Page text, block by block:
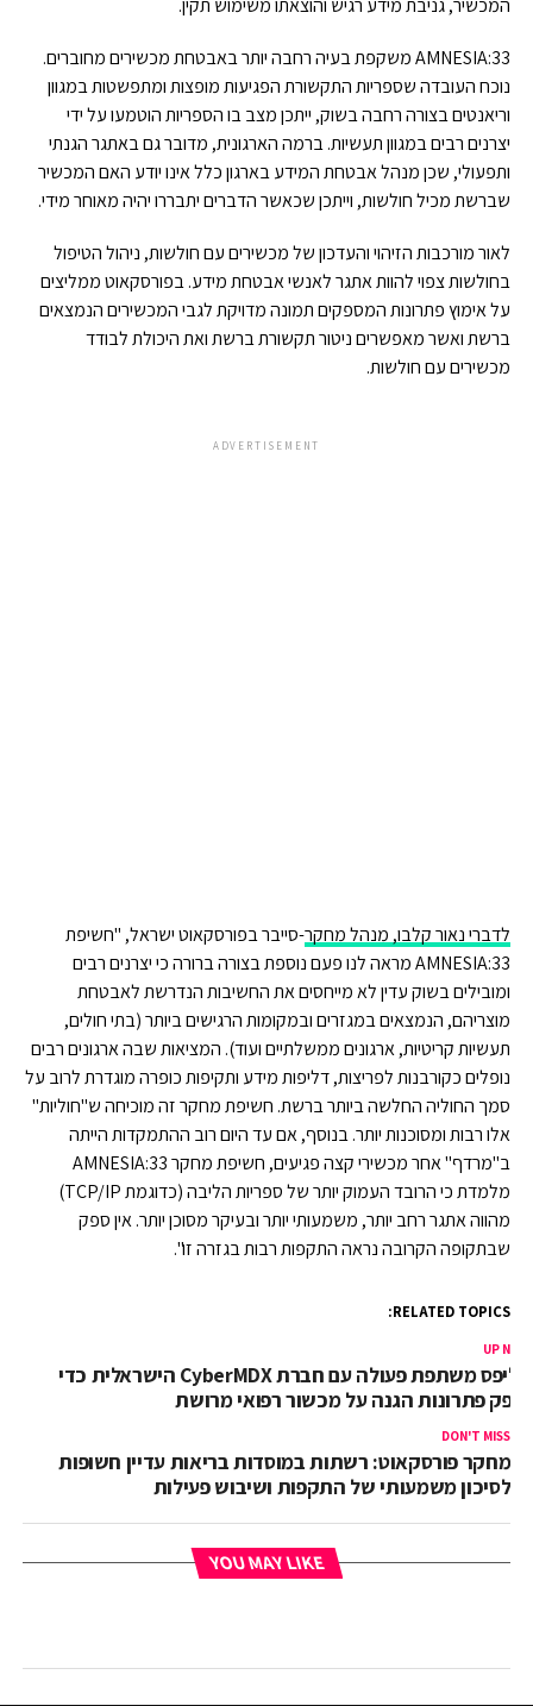
המכשיר, גניבת מידע רגיש והוצאתו משימוש תקין.
AMNESIA:33 משקפת בעיה רחבה יותר באבטחת מכשירים מחוברים.
נוכח העובדה שספריות התקשורת הפגיעות מופצות ומתפשטות במגוון
וריאנטים בצורה רחבה בשוק, ייתכן מצב בו הספריות הוטמעו על ידי
יצרנים רבים במגוון תעשיות. ברמה הארגונית, מדובר גם באתגר הגנתי
ותפעולי, שכן מנהל אבטחת המידע בארגון כלל אינו יודע האם המכשיר
שברשת מכיל חולשות, וייתכן שכאשר הדברים יתבררו יהיה מאוחר מידי.
לאור מורכבות הזיהוי והעדכון של מכשירים עם חולשות, ניהול הטיפול
בחולשות צפוי להוות אתגר לאנשי אבטחת מידע. בפורסקאוט ממליצים
על אימוץ פתרונות המספקים תמונה מדויקת לגבי המכשירים הנמצאים
ברשת ואשר מאפשרים ניטור תקשורת ברשת ואת היכולת לבודד
מכשירים עם חולשות.
ADVERTISEMENT
לדברי נאור קלבו, מנהל מחקר-סייבר בפורסקאוט ישראל, "חשיפת
AMNESIA:33 מראה לנו פעם נוספת בצורה ברורה כי יצרנים רבים
ומובילים בשוק עדין לא מייחסים את החשיבות הנדרשת לאבטחת
מוצריהם, הנמצאים במגזרים ובמקומות הרגישים ביותר (בתי חולים,
תעשיות קריטיות, ארגונים ממשלתיים ועוד). המציאות שבה ארגונים רבים
נופלים כקורבנות לפריצות, דליפות מידע ותקיפות כופרה מוגדרת לרוב על
סמך החוליה החלשה ביותר ברשת. חשיפת מחקר זה מוכיחה ש"חוליות"
אלו רבות ומסוכנות יותר. בנוסף, אם עד היום רוב ההתמקדות הייתה
ב"מרדף" אחר מכשירי קצה פגיעים, חשיפת מחקר AMNESIA:33
מלמדת כי הרובד העמוק יותר של ספריות הליבה (כדוגמת TCP/IP)
מהווה אתגר רחב יותר, משמעותי יותר ובעיקר מסוכן יותר. אין ספק
שבתקופה הקרובה נראה התקפות רבות בגזרה זו".
RELATED TOPICS:
UP
פיליפס משתפת פעולה עם חברת CyberMDX הישראלית כדי
פתרונות הגנה על מכשור רפואי מרושת
DON'T MISS
מחקר פורסקאוט: רשתות במוסדות בריאות עדיין חשופות
לסיכון משמעותי של התקפות ושיבוש פעילות
YOU MAY LIKE